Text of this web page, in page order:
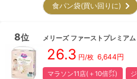
食パン袋(買い回りに)
8位 メリーズ ファーストプレミアム
26.3 円/枚 6,644円
マラソン11店(＋10倍㌽)